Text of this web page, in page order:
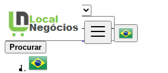
Procurar